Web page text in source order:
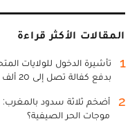
المقالات الأكثر قراءة
1
بدفع كفالة تصل إلى 20 ألف دولار
2
أضخم ثلاثة سدود
موجات الحر الصيفية؟